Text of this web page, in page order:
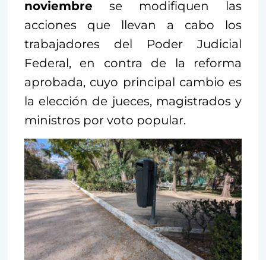
noviembre se modifiquen las
acciones que llevan a cabo los
trabajadores del Poder Judicial
Federal, en contra de la reforma
aprobada, cuyo principal cambio es
la elección de jueces, magistrados y
ministros por voto popular.